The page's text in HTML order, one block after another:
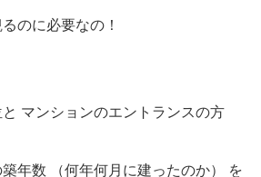
のに必要なの！
マンションのエントランスの方
年数 （何年何月に建ったのか） を